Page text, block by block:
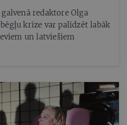
redaktore Olga
krīze var palīdzēt labāk
un latviešiem